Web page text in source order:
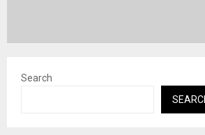
Search